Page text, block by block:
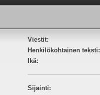
Viestit:
Henkilökohtainen teksti:
Ikä:
Sijainti: